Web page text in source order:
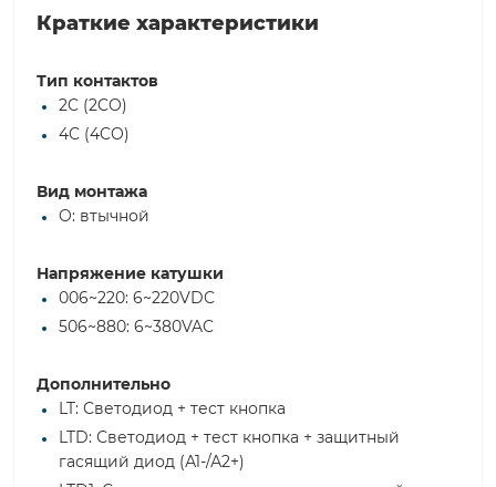
Краткие характеристики
Тип контактов
2C (2CO)
4C (4CO)
Вид монтажа
O: втычной
Напряжение катушки
006~220: 6~220VDC
506~880: 6~380VAC
Дополнительно
LT: Светодиод + тест кнопка
LTD: Светодиод + тест кнопка + защитный
гасящий диод (А1-/А2+)